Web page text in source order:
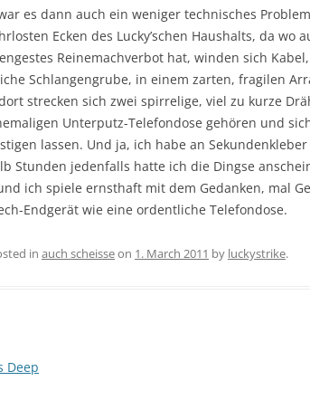
es dann auch ein weniger technisches
Ecken des Lucky’schen Haushalts, da wo
Reinemachverbot hat, winden sich
Schlangengrube, in einem zarten, fragilen
strecken sich zwei spirrelige, viel zu kurze
Unterputz-Telefondose gehören und
lassen. Und ja, ich habe an Sekundenkleber
Stunden jedenfalls hatte ich die Dingse
ich spiele ernsthaft mit dem Gedanken, mal
Endgerät wie eine ordentliche Telefondose.
in auch scheisseon 1. March 2011 by luckystrike.
Deep